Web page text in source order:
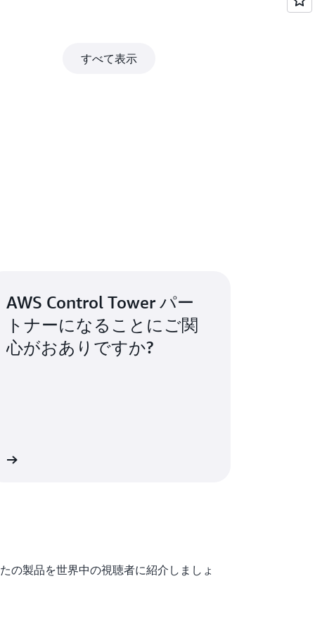
すべて表示
AWS Control Tower パー
トナーになることにご関
心がおありですか?
の製品を世界中の視聴者に紹介しましょ